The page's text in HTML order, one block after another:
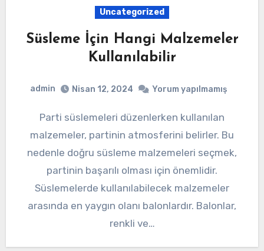
Uncategorized
Süsleme İçin Hangi Malzemeler
Kullanılabilir
admin Nisan 12, 2024 Yorum yapılmamış
Parti süslemeleri düzenlerken kullanılan
malzemeler, partinin atmosferini belirler. Bu
nedenle doğru süsleme malzemeleri seçmek,
partinin başarılı olması için önemlidir.
Süslemelerde kullanılabilecek malzemeler
arasında en yaygın olanı balonlardır. Balonlar,
renkli ve…